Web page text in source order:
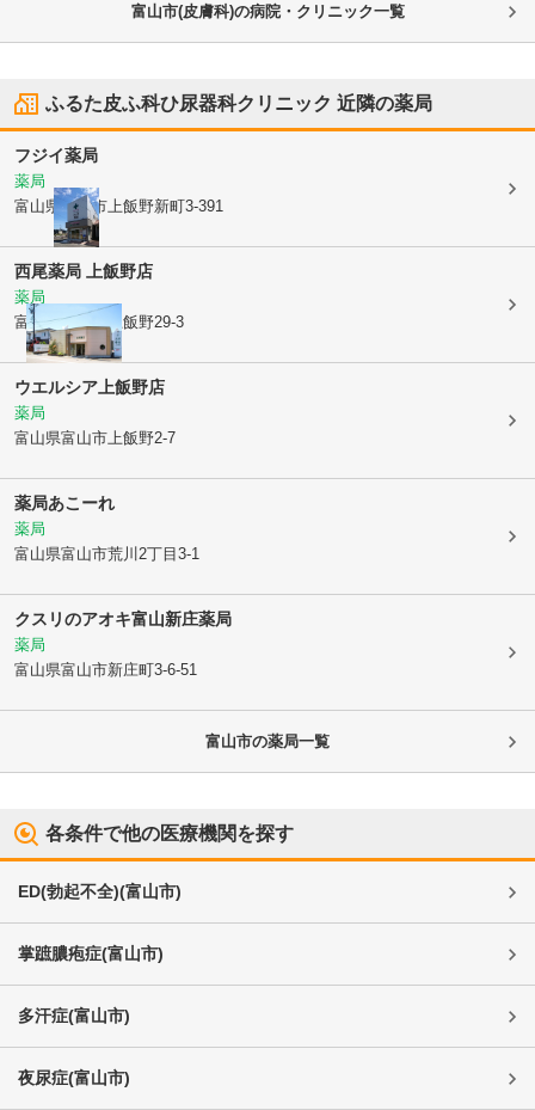
富山市(皮膚科)の病院・クリニック一覧
ふるた皮ふ科ひ尿器科クリニック 近隣の薬局
フジイ薬局
薬局
富山県富山市 上飯野新町3-391
西尾薬局 上飯野店
薬局
富山県富山市
上飯野29-3
ウエルシア上飯野店
薬局
富山県富山市 上飯野2-7
薬局あこーれ
薬局
富山県富山市荒川2丁目3-1
クスリのアオキ富山新庄薬局
薬局
富山県富山市新庄町3-6-51
富山市の薬局一覧
各条件で他の医療機関を探す
ED(勃起不全)(富山市)
掌蹠膿疱症(富山市)
多汗症(富山市)
夜尿症(富山市)